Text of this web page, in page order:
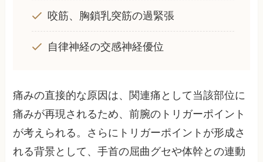
咬筋、胸鎖乳突筋の過緊張
自律神経の交感神経優位
痛みの直接的な原因は、関連痛として当該部位に
痛みが再現されるため、前腕のトリガーポイント
が考えられる。さらにトリガーポイントが形成さ
れる背景として、手首の屈曲グセや体幹との連動